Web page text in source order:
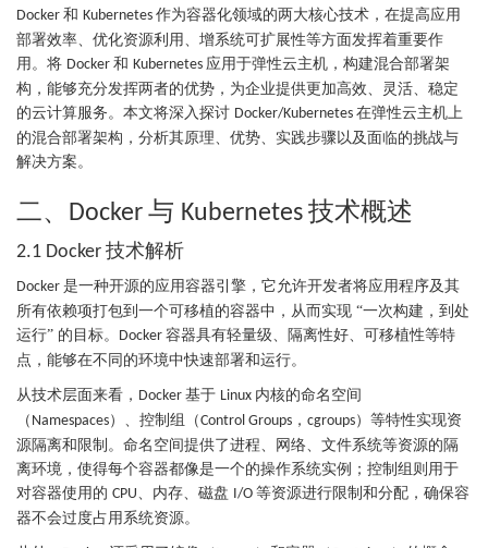
Docker 和 Kubernetes 作为容器化领域的两大核心技术，在提高应用
部署效率、优化资源利用、增系统可扩展性等方面发挥着重要作
用。将 Docker 和 Kubernetes 应用于弹性云主机，构建混合部署架
构，能够充分发挥两者的优势，为企业提供更加高效、灵活、稳定
的云计算服务。本文将深入探讨 Docker/Kubernetes 在弹性云主机上
的混合部署架构，分析其原理、优势、实践步骤以及面临的挑战与
解决方案。
二、 Docker 与 Kubernetes 技术概述
2.1 Docker 技术解析
Docker 是一种开源的应用容器引擎，它允许开发者将应用程序及其
所有依赖项打包到一个可移植的容器中，从而实现 “一次构建，到处
运行” 的目标。 Docker 容器具有轻量级、隔离性好、可移植性等特
点，能够在不同的环境中快速部署和运行。
从技术层面来看， Docker 基于 Linux 内核的命名空间
（ Namespaces）、控制组（Control Groups ， cgroups）等特性实现资
源隔离和限制。命名空间提供了进程、网络、文件系统等资源的隔
离环境，使得每个容器都像是一个的操作系统实例；控制组则用于
对容器使用的 CPU、内存、磁盘 I/O 等资源进行限制和分配，确保容
器不会过度占用系统资源。